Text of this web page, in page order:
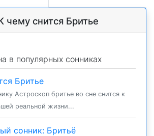
чему снится Бритье
в популярных сонниках
Бритье
Астроскоп бритье во сне снится к
реальной жизни...
сонник: Бритьё